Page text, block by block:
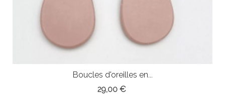
Boucles d'oreilles en...
29,00 €